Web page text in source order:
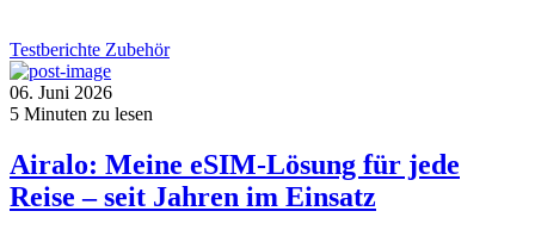
Testberichte Zubehör
06. Juni 2026
5 Minuten zu lesen
Airalo: Meine eSIM-Lösung für jede
Reise – seit Jahren im Einsatz